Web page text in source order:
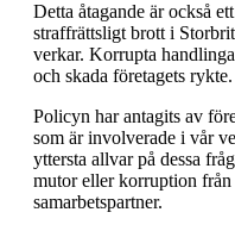
Detta åtagande är också
straffrättsligt brott i
verkar. Korrupta
och skada företagets rykte.
Policyn har antagits av
som är involverade i vår
yttersta allvar på dessa
mutor eller korruption från
samarbetspartner.